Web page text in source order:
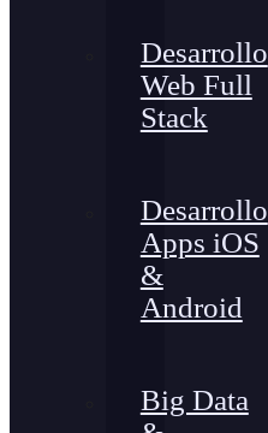
Desarrollo
Web Full
Stack
Desarrollo
Apps iOS
&
Android
Big Data